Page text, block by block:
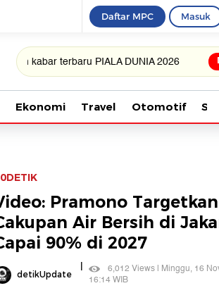
Daftar MPC Masuk
terbaru PIALA DUNIA 2026
Ekonomi Travel Otomotif
Pramono Targetkan
Air Bersih di
90% di 2027
detikUpdate |
6,012 Views | Minggu, 16
16:14 WIB